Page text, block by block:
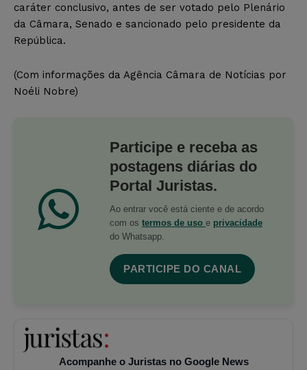
caráter conclusivo, antes de ser votado pelo Plenário
da Câmara, Senado e sancionado pelo presidente da
República.
(Com informações da Agência Câmara de Notícias por
Noéli Nobre)
Participe e receba as
postagens diárias do
Portal Juristas.
Ao entrar você está ciente e de acordo
com os termos de uso e privacidade
do Whatsapp.
PARTICIPE DO CANAL
Acompanhe o Juristas no Google News